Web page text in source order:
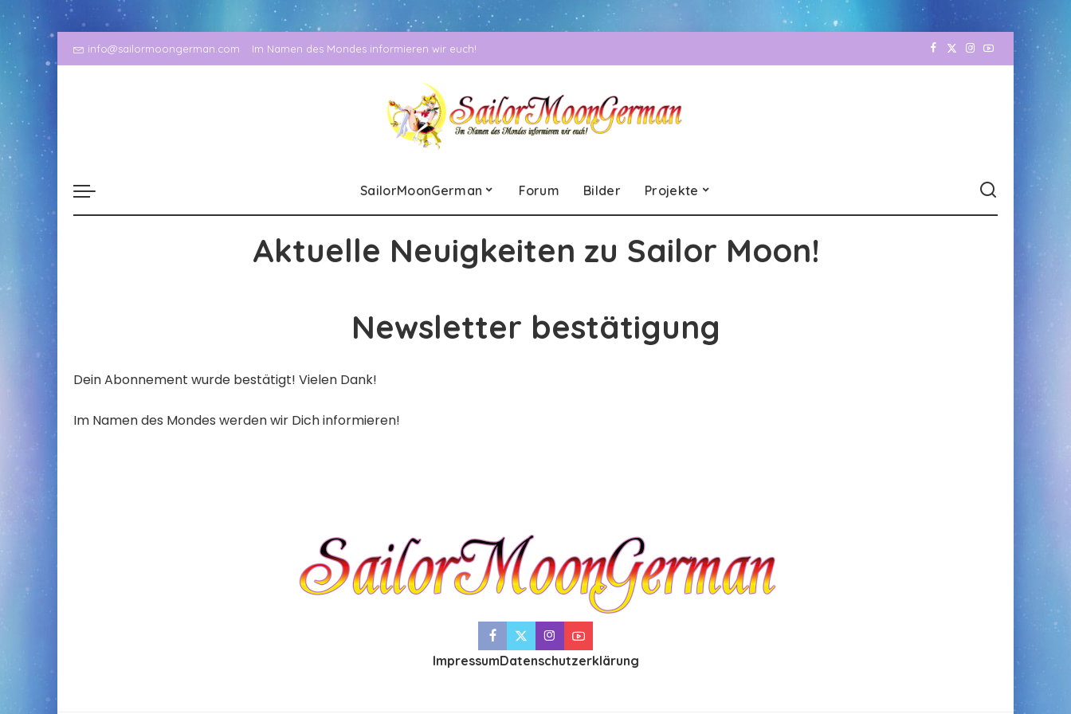
info@sailormoongerman.com Im Namen des Mondes informieren wir euch!
SailorMoonGerman Forum Bilder Projekte
Aktuelle Neuigkeiten zu Sailor Moon!
Newsletter bestätigung
Dein Abonnement wurde bestätigt! Vielen Dank!
Im Namen des Mondes werden wir Dich informieren!
ImpressumDatenschutzerklärung